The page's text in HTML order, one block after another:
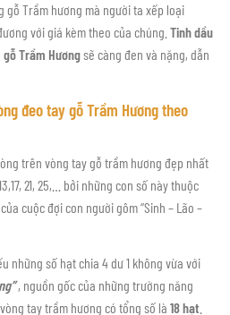
Trầm hương mà người ta xếp loại
với giá kèm theo của chúng. Tinh dầu
gỗ Trầm Hươngsẽ càng đen và nặng, dẫn
đeo tay gỗ Trầm Hương theo
trên vòng tay gỗ trầm hương đẹp nhất
21, 25,… bởi những con số này thuộc
cuộc đợi con người gôm “Sinh – Lão –
những số hạt chia 4 dư 1 không vừa với
, nguồn gốc của những trường năng
tay trầm hương có tổng số là 18 hạt